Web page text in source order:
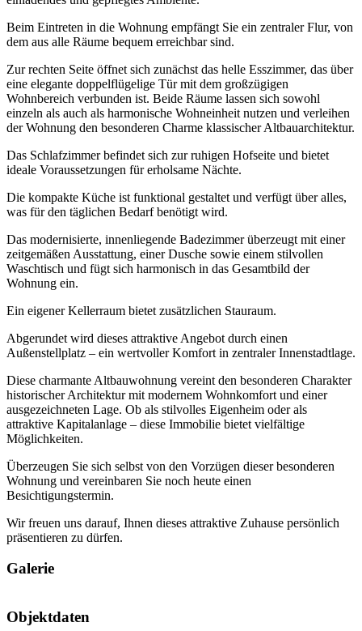
Beim Eintreten in die Wohnung empfängt Sie ein zentraler Flur, von
dem aus alle Räume bequem erreichbar sind.
Zur rechten Seite öffnet sich zunächst das helle Esszimmer, das über
eine elegante doppelflügelige Tür mit dem großzügigen
Wohnbereich verbunden ist. Beide Räume lassen sich sowohl
einzeln als auch als harmonische Wohneinheit nutzen und verleihen
der Wohnung den besonderen Charme klassischer Altbauarchitektur.
Das Schlafzimmer befindet sich zur ruhigen Hofseite und bietet
ideale Voraussetzungen für erholsame Nächte.
Die kompakte Küche ist funktional gestaltet und verfügt über alles,
was für den täglichen Bedarf benötigt wird.
Das modernisierte, innenliegende Badezimmer überzeugt mit einer
zeitgemäßen Ausstattung, einer Dusche sowie einem stilvollen
Waschtisch und fügt sich harmonisch in das Gesamtbild der
Wohnung ein.
Ein eigener Kellerraum bietet zusätzlichen Stauraum.
Abgerundet wird dieses attraktive Angebot durch einen
Außenstellplatz – ein wertvoller Komfort in zentraler Innenstadtlage.
Diese charmante Altbauwohnung vereint den besonderen Charakter
historischer Architektur mit modernem Wohnkomfort und einer
ausgezeichneten Lage. Ob als stilvolles Eigenheim oder als
attraktive Kapitalanlage – diese Immobilie bietet vielfältige
Möglichkeiten.
Überzeugen Sie sich selbst von den Vorzügen dieser besonderen
Wohnung und vereinbaren Sie noch heute einen
Besichtigungstermin.
Wir freuen uns darauf, Ihnen dieses attraktive Zuhause persönlich
präsentieren zu dürfen.
Galerie
Objektdaten